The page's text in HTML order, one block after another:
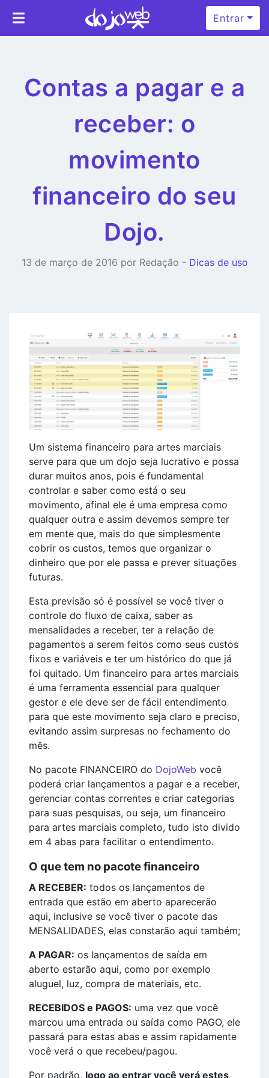
Entrar
Contas a pagar e a
receber: o
movimento
financeiro do seu
Dojo.
13 de março de 2016 por Redação - Dicas de uso
Um sistema financeiro para artes marciais
serve para que um dojo seja lucrativo e possa
durar muitos anos, pois é fundamental
controlar e saber como está o seu
movimento, afinal ele é uma empresa como
qualquer outra e assim devemos sempre ter
em mente que, mais do que simplesmente
cobrir os custos, temos que organizar o
dinheiro que por ele passa e prever situações
futuras.
Esta previsão só é possível se você tiver o
controle do fluxo de caixa, saber as
mensalidades a receber, ter a relação de
pagamentos a serem feitos como seus custos
fixos e variáveis e ter um histórico do que já
foi quitado. Um financeiro para artes marciais
é uma ferramenta essencial para qualquer
gestor e ele deve ser de fácil entendimento
para que este movimento seja claro e preciso,
evitando assim surpresas no fechamento do
mês.
No pacote FINANCEIRO do DojoWeb você
poderá criar lançamentos a pagar e a receber,
gerenciar contas correntes e criar categorias
para suas pesquisas, ou seja, um financeiro
para artes marciais completo, tudo isto divido
em 4 abas para facilitar o entendimento.
O que tem no pacote financeiro
A RECEBER: todos os lançamentos de
entrada que estão em aberto aparecerão
aqui, inclusive se você tiver o pacote das
MENSALIDADES, elas constarão aqui também;
A PAGAR: os lançamentos de saída em
aberto estarão aqui, como por exemplo
aluguel, luz, compra de materiais, etc.
RECEBIDOS e PAGOS: uma vez que você
marcou uma entrada ou saída como PAGO, ele
passará para estas abas e assim rapidamente
você verá o que recebeu/pagou.
Por padrão, logo ao entrar você verá estes